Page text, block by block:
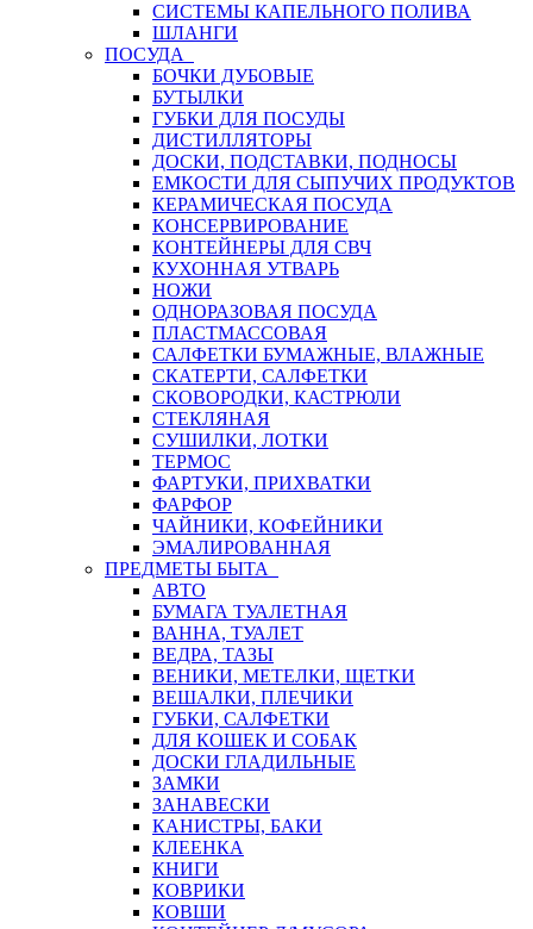
СИСТЕМЫ КАПЕЛЬНОГО ПОЛИВА
ШЛАНГИ
ПОСУДА
БОЧКИ ДУБОВЫЕ
БУТЫЛКИ
ГУБКИ ДЛЯ ПОСУДЫ
ДИСТИЛЛЯТОРЫ
ДОСКИ, ПОДСТАВКИ, ПОДНОСЫ
ЕМКОСТИ ДЛЯ СЫПУЧИХ ПРОДУКТОВ
КЕРАМИЧЕСКАЯ ПОСУДА
КОНСЕРВИРОВАНИЕ
КОНТЕЙНЕРЫ ДЛЯ СВЧ
КУХОННАЯ УТВАРЬ
НОЖИ
ОДНОРАЗОВАЯ ПОСУДА
ПЛАСТМАССОВАЯ
САЛФЕТКИ БУМАЖНЫЕ, ВЛАЖНЫЕ
СКАТЕРТИ, САЛФЕТКИ
СКОВОРОДКИ, КАСТРЮЛИ
СТЕКЛЯНАЯ
СУШИЛКИ, ЛОТКИ
ТЕРМОС
ФАРТУКИ, ПРИХВАТКИ
ФАРФОР
ЧАЙНИКИ, КОФЕЙНИКИ
ЭМАЛИРОВАННАЯ
ПРЕДМЕТЫ БЫТА
АВТО
БУМАГА ТУАЛЕТНАЯ
ВАННА, ТУАЛЕТ
ВЕДРА, ТАЗЫ
ВЕНИКИ, МЕТЕЛКИ, ЩЕТКИ
ВЕШАЛКИ, ПЛЕЧИКИ
ГУБКИ, САЛФЕТКИ
ДЛЯ КОШЕК И СОБАК
ДОСКИ ГЛАДИЛЬНЫЕ
ЗАМКИ
ЗАНАВЕСКИ
КАНИСТРЫ, БАКИ
КЛЕЕНКА
КНИГИ
КОВРИКИ
КОВШИ